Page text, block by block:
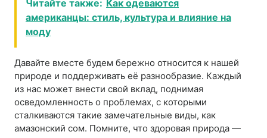
Читайте также: Как одеваются
американцы: стиль, культура и влияние на
моду
Давайте вместе будем бережно относится к нашей
природе и поддерживать её разнообразие. Каждый
из нас может внести свой вклад, поднимая
осведомленность о проблемах, с которыми
сталкиваются такие замечательные виды, как
амазонский сом. Помните, что здоровая природа —